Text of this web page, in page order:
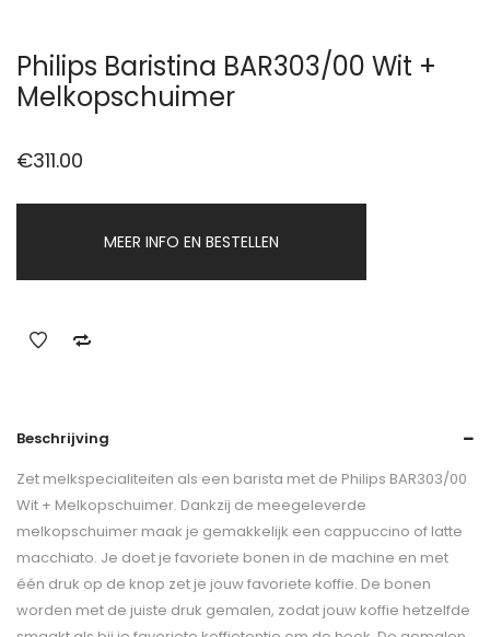
Philips Baristina BAR303/00 Wit +
Melkopschuimer
€311.00
MEER INFO EN BESTELLEN
Beschrijving
Zet melkspecialiteiten als een barista met de Philips BAR303/00
Wit + Melkopschuimer. Dankzij de meegeleverde
melkopschuimer maak je gemakkelijk een cappuccino of latte
macchiato. Je doet je favoriete bonen in de machine en met
één druk op de knop zet je jouw favoriete koffie. De bonen
worden met de juiste druk gemalen, zodat jouw koffie hetzelfde